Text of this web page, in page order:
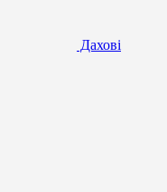
Дахові